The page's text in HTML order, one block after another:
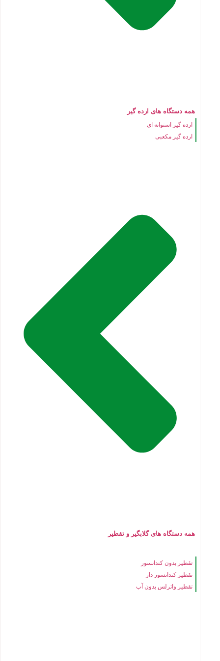
همه دستگاه های ارده گیر
ارده گیر استوانه ای
ارده گیر مکعبی
همه دستگاه های گلابگیر و تقطیر
تقطیر بدون کندانسور
تقطیر کندانسور دار
تقطیر واترلس بدون آب